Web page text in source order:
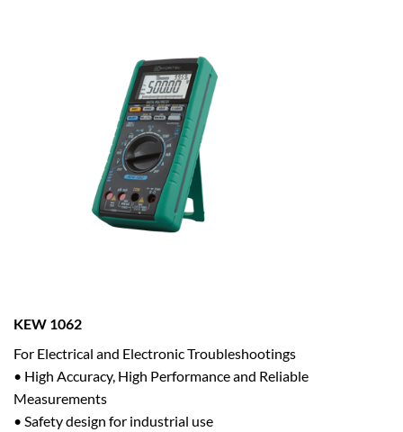
KEW 1062
For Electrical and Electronic Troubleshootings
• High Accuracy, High Performance and Reliable
Measurements
• Safety design for industrial use